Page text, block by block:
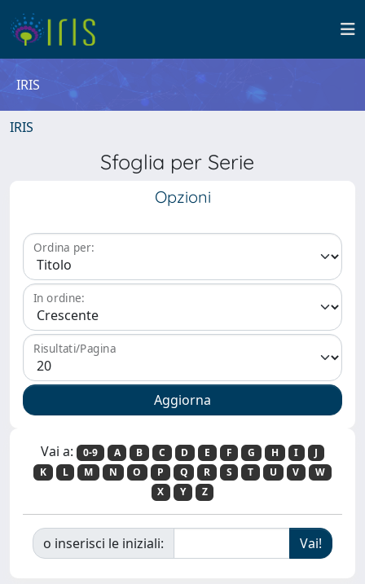
IRIS
IRIS
Sfoglia per Serie
Opzioni
Ordina per:
In ordine:
Risultati/Pagina
Vai a: 0-9 A B C D E F G H I
J
K
L M N O P Q R S T U V
W
X
Y Z
o inserisci le iniziali: